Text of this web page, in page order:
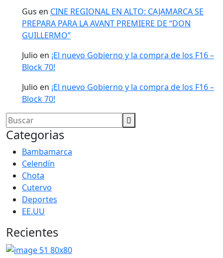
Gus en CINE REGIONAL EN ALTO: CAJAMARCA SE
PREPARA PARA LA AVANT PREMIERE DE “DON
GUILLERMO”
Julio en ¡El nuevo Gobierno y la compra de los F16 –
Block 70!
Julio en ¡El nuevo Gobierno y la compra de los F16 –
Block 70!
Categorias
Bambamarca
Celendín
Chota
Cutervo
Deportes
EE.UU
Recientes